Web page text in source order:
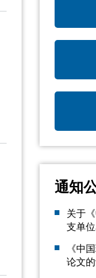
通知
关于
支单
《中
论文